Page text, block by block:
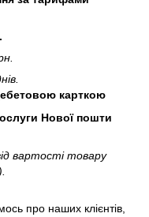
карткою
Нової пошти
вартості товару
про наших клієнтів,